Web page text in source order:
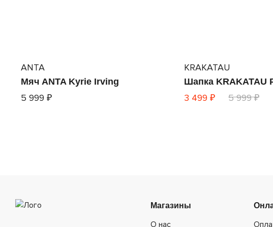
ANTA
Мяч ANTA Kyrie Irving
5 999 ₽
KRAKATAU
Шапка KRAKATAU
3 499 ₽ 5 999 ₽
Магазины
О нас